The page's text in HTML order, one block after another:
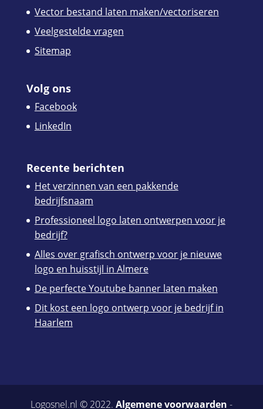
Vector bestand laten maken/vectoriseren
Veelgestelde vragen
Sitemap
Volg ons
Facebook
LinkedIn
Recente berichten
Het verzinnen van een pakkende
bedrijfsnaam
Professioneel logo laten ontwerpen voor je
bedrijf?
Alles over grafisch ontwerp voor je nieuwe
logo en huisstijl in Almere
De perfecte Youtube banner laten maken
Dit kost een logo ontwerp voor je bedrijf in
Haarlem
Logosnel.nl © 2022. Algemene voorwaarden -